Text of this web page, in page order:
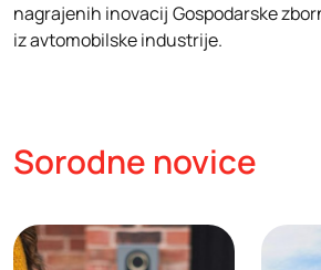
nagrajenih inovacij Gospodarske
iz avtomobilske industrije.
Sorodne novice